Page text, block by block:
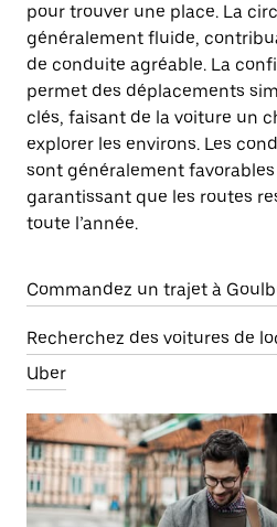
pour trouver une place. La
généralement fluide,
de conduite agréable. La
permet des déplacements
clés, faisant de la voiture un
explorer les environs. Les
sont généralement
garantissant que les routes
toute l’année.
Commandez un trajet à
Recherchez des voitures de
Uber